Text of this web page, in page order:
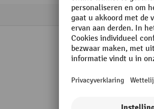
165 mm